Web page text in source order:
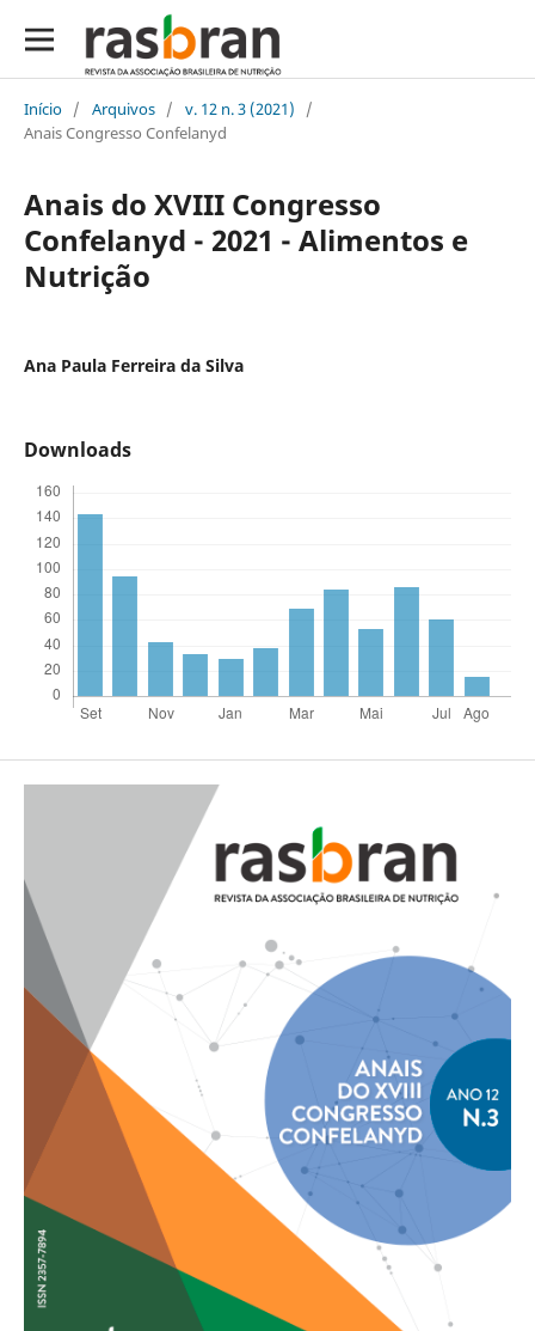
Início / Arquivos / v. 12 n. 3 (2021)
/
Anais Congresso Confelanyd
Anais do XVIII Congresso
Confelanyd - 2021 - Alimentos e
Nutrição
Ana Paula Ferreira da Silva
Downloads